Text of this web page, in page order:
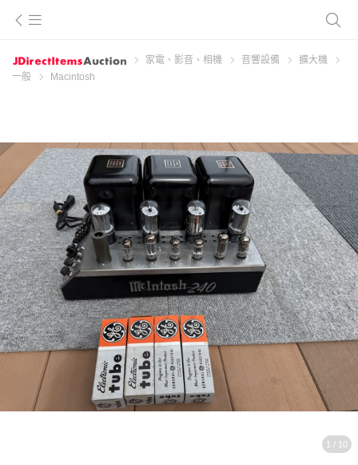
家電、影音、相機 音響設備
擴大機
一般
Macintosh
1 / 10